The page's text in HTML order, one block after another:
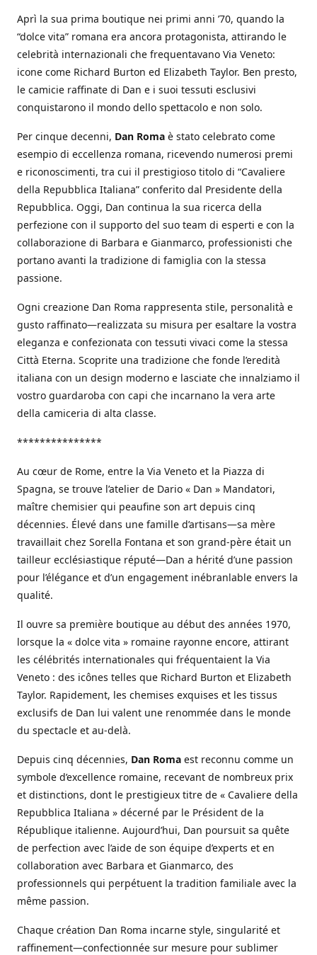
Aprì la sua prima boutique nei primi anni ’70, quando la
“dolce vita” romana era ancora protagonista, attirando le
celebrità internazionali che frequentavano Via Veneto:
icone come Richard Burton ed Elizabeth Taylor. Ben presto,
le camicie raffinate di Dan e i suoi tessuti esclusivi
conquistarono il mondo dello spettacolo e non solo.
Per cinque decenni, Dan Roma è stato celebrato come
esempio di eccellenza romana, ricevendo numerosi premi
e riconoscimenti, tra cui il prestigioso titolo di “Cavaliere
della Repubblica Italiana” conferito dal Presidente della
Repubblica. Oggi, Dan continua la sua ricerca della
perfezione con il supporto del suo team di esperti e con la
collaborazione di Barbara e Gianmarco, professionisti che
portano avanti la tradizione di famiglia con la stessa
passione.
Ogni creazione Dan Roma rappresenta stile, personalità e
gusto raffinato—realizzata su misura per esaltare la vostra
eleganza e confezionata con tessuti vivaci come la stessa
Città Eterna. Scoprite una tradizione che fonde l’eredità
italiana con un design moderno e lasciate che innalziamo il
vostro guardaroba con capi che incarnano la vera arte
della camiceria di alta classe.
***************
Au cœur de Rome, entre la Via Veneto et la Piazza di
Spagna, se trouve l’atelier de Dario « Dan » Mandatori,
maître chemisier qui peaufine son art depuis cinq
décennies. Élevé dans une famille d’artisans—sa mère
travaillait chez Sorella Fontana et son grand-père était un
tailleur ecclésiastique réputé—Dan a hérité d’une passion
pour l’élégance et d’un engagement inébranlable envers la
qualité.
Il ouvre sa première boutique au début des années 1970,
lorsque la « dolce vita » romaine rayonne encore, attirant
les célébrités internationales qui fréquentaient la Via
Veneto : des icônes telles que Richard Burton et Elizabeth
Taylor. Rapidement, les chemises exquises et les tissus
exclusifs de Dan lui valent une renommée dans le monde
du spectacle et au-delà.
Depuis cinq décennies, Dan Roma est reconnu comme un
symbole d’excellence romaine, recevant de nombreux prix
et distinctions, dont le prestigieux titre de « Cavaliere della
Repubblica Italiana » décerné par le Président de la
République italienne. Aujourd’hui, Dan poursuit sa quête
de perfection avec l’aide de son équipe d’experts et en
collaboration avec Barbara et Gianmarco, des
professionnels qui perpétuent la tradition familiale avec la
même passion.
Chaque création Dan Roma incarne style, singularité et
raffinement—confectionnée sur mesure pour sublimer